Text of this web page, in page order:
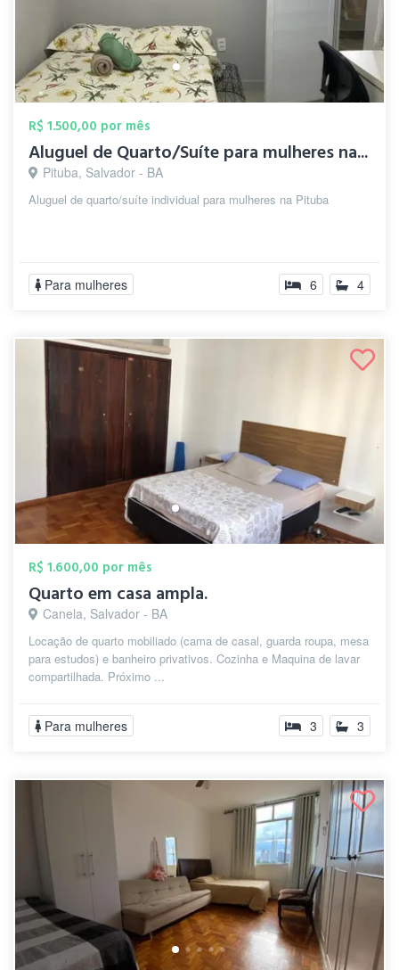
R$ 1.500,00 por mês
Aluguel de Quarto/Suíte para mulheres na...
Pituba, Salvador - BA
Aluguel de quarto/suíte individual para mulheres na Pituba
Para mulheres 6 4
R$ 1.600,00 por mês
Quarto em casa ampla.
Canela, Salvador - BA
Locação de quarto mobiliado (cama de casal, guarda roupa, mesa
para estudos) e banheiro privativos. Cozinha e Maquina de lavar
compartilhada. Próximo ...
Para mulheres 3 3